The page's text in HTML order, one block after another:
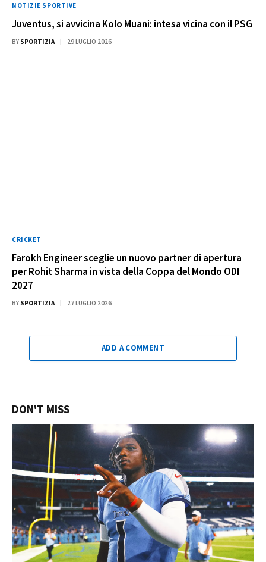
NOTIZIE SPORTIVE
Juventus, si avvicina Kolo Muani: intesa vicina con il PSG
BY SPORTIZIA 29 LUGLIO 2026
CRICKET
Farokh Engineer sceglie un nuovo partner di apertura
per Rohit Sharma in vista della Coppa del Mondo ODI
2027
BY SPORTIZIA 27 LUGLIO 2026
ADD A COMMENT
DON'T MISS